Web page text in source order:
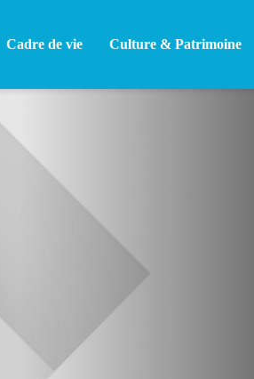
Cadre de vie Culture & Patrimoine